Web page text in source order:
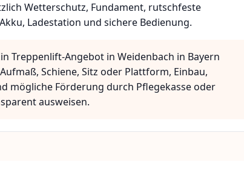
Wetterschutz, Fundament, rutschfeste
Ladestation und sichere Bedienung.
Treppenlift-Angebot in Weidenbach in Bayern
Schiene, Sitz oder Plattform, Einbau,
mögliche Förderung durch Pflegekasse oder
ausweisen.